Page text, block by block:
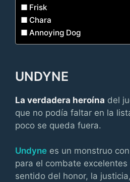
Frisk
Chara
Annoying Dog
UNDYNE
La verdadera heroína del
que no podía faltar en la
poco se queda fuera.
Undyne es un monstruo
para el combate
sentido del honor, la